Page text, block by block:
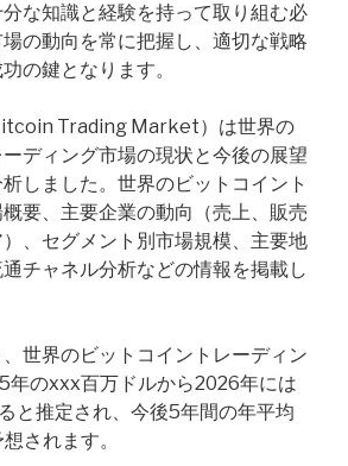
な知識と経験を持って取り組む必
の動向を常に把握し、適切な戦略
の鍵となります。
Trading Market）は世界の
ディング市場の現状と今後の展望
しました。世界のビットコイント
要、主要企業の動向（売上、販売
、セグメント別市場規模、主要地
チャネル分析などの情報を掲載し
世界のビットコイントレーディン
年のxxx百万ドルから2026年には
と推定され、今後5年間の年平均
されます。